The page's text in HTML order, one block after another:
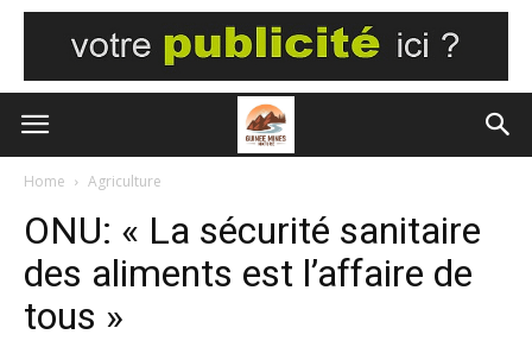
Home Agriculture
ONU: « La sécurité sanitaire
des aliments est l’affaire de
tous »